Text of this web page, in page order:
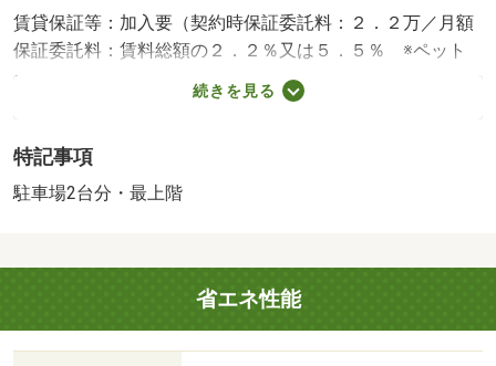
賃貸保証等：加入要（契約時保証委託料：２．２万／月額
保証委託料：賃料総額の２．２％又は５．５％ ※ペット
可は２．５万／２．５％）・管理形態／管理員の勤務形
態：不在・他交通手段：サンメッセ西停歩２１分／サンメ
中心の方に適した落ち着いた住環境。周辺の広々とした環
境で、ゆったり暮らしたい方におすすめの立地です。・駐
続きを見る
特記事項
駐車場2台分・最上階
省エネ性能